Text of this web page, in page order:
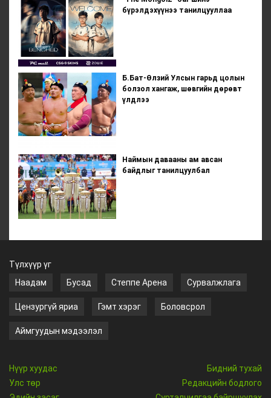
бүрэлдэхүүнээ танилцууллаа
Б.Бат-Өлзий Улсын гарьд цолын
болзол хангаж, шөвгийн дөрөвт
үлдлээ
Наймын давааны ам авсан
байдлыг танилцуулбал
Түлхүүр үг
Наадам
Бусад Степпе Арена Сурвалжлага
Цензургүй яриа Гэмт хэрэг Боловсрол
Аймгуудын мэдээлэл
Нүүр хуудас
Улс төр
Бидний тухай
Редакцийн бодлого